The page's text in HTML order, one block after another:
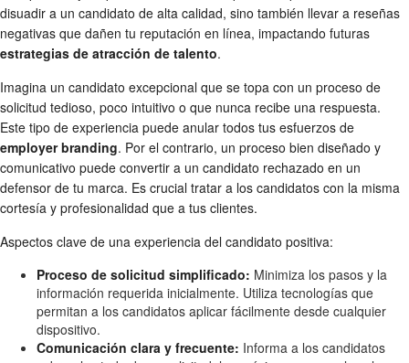
disuadir a un candidato de alta calidad, sino también llevar a reseñas
negativas que dañen tu reputación en línea, impactando futuras
estrategias de atracción de talento.
Imagina un candidato excepcional que se topa con un proceso de
solicitud tedioso, poco intuitivo o que nunca recibe una respuesta.
Este tipo de experiencia puede anular todos tus esfuerzos de
employer branding. Por el contrario, un proceso bien diseñado y
comunicativo puede convertir a un candidato rechazado en un
defensor de tu marca. Es crucial tratar a los candidatos con la misma
cortesía y profesionalidad que a tus clientes.
Aspectos clave de una experiencia del candidato positiva:
Proceso de solicitud simplificado: Minimiza los pasos y la
información requerida inicialmente. Utiliza tecnologías que
permitan a los candidatos aplicar fácilmente desde cualquier
dispositivo.
Comunicación clara y frecuente: Informa a los candidatos